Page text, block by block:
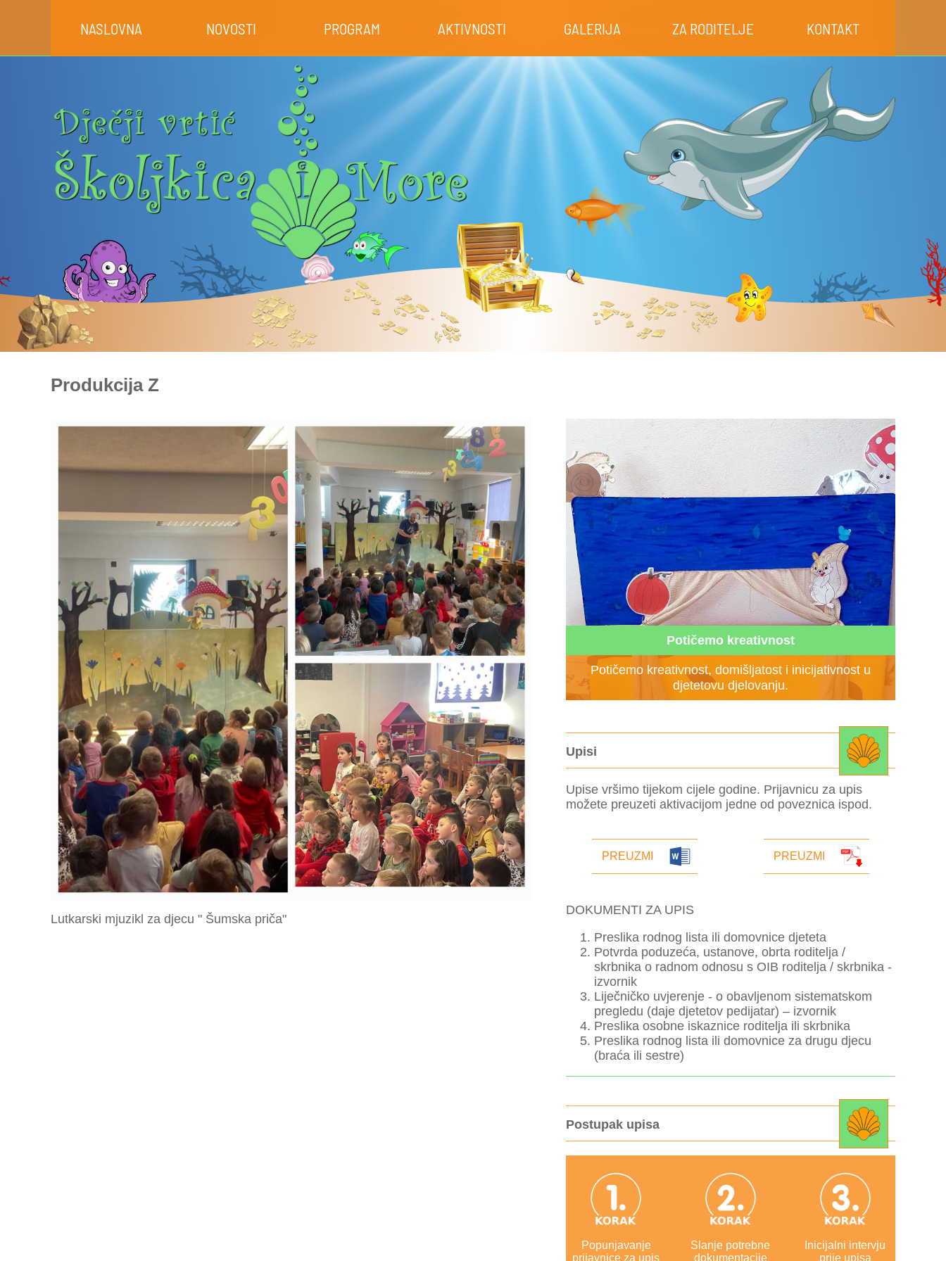
NASLOVNA NOVOSTI PROGRAM AKTIVNOSTI GALERIJA ZA RODITELJE KONTAKT
Produkcija Z
Lutkarski mjuzikl za djecu " Šumska priča"
Potičemo kreativnost
Potičemo kreativnost, domišljatost i inicijativnost u
djetetovu djelovanju.
Upisi
Upise vršimo tijekom cijele godine. Prijavnicu za upis
možete preuzeti aktivacijom jedne od poveznica ispod.
PREUZMI PREUZMI
DOKUMENTI ZA UPIS
Preslika rodnog lista ili domovnice djeteta
Potvrda poduzeća, ustanove, obrta roditelja /
skrbnika o radnom odnosu s OIB roditelja / skrbnika -
izvornik
Liječničko uvjerenje - o obavljenom sistematskom
pregledu (daje djetetov pedijatar) – izvornik
Preslika osobne iskaznice roditelja ili skrbnika
Preslika rodnog lista ili domovnice za drugu djecu
(braća ili sestre)
Postupak upisa
Popunjavanje
prijavnice za upis
Slanje potrebne
dokumentacije
Inicijalni intervju
prije upisa